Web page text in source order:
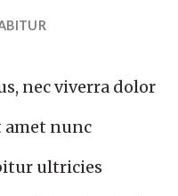
nec viverra dolor
amet nunc
ultricies